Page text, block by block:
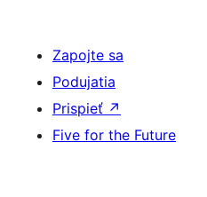
Zapojte sa
Podujatia
Prispieť ↗
Five for the Future